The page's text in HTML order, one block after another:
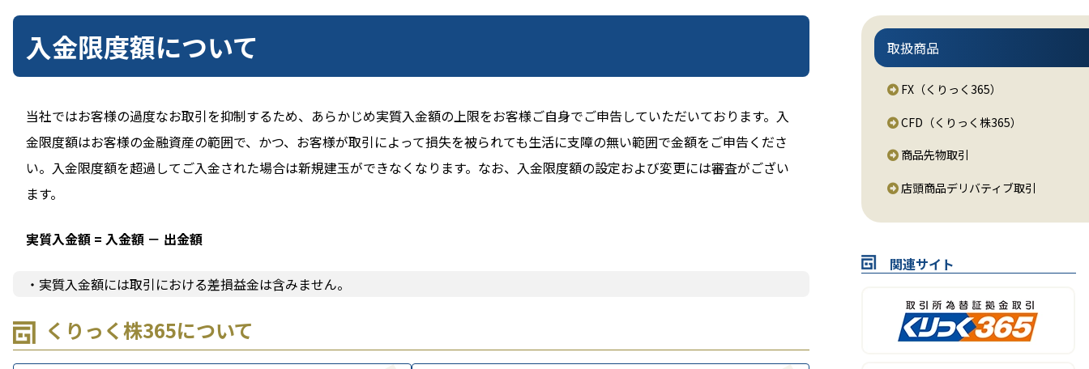
入金限度額について
当社ではお客様の過度なお取引を抑制するため、あらかじめ実質入金額の上限をお客様ご自身でご申告していただいております。入
金限度額はお客様の金融資産の範囲で、かつ、お客様が取引によって損失を被られても生活に支障の無い範囲で金額をご申告くださ
い。入金限度額を超過してご入金された場合は新規建玉ができなくなります。なお、入金限度額の設定および変更には審査がござい
ます。
実質入金額 = 入金額 － 出金額
・実質入金額には取引における差損益金は含みません。
くりっく株365について
取扱商品
FX（くりっく365）
CFD（くりっく株365）
商品先物取引
店頭商品デリバティブ取引
関連サイト